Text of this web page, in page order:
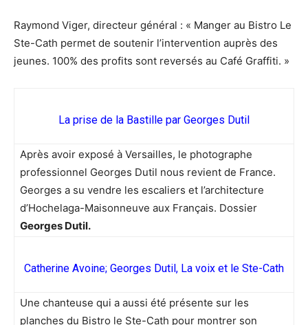
Raymond Viger, directeur général : « Manger au Bistro Le
Ste-Cath permet de soutenir l’intervention auprès des
jeunes. 100% des profits sont reversés au Café Graffiti. »
La prise de la Bastille par Georges Dutil
Après avoir exposé à Versailles, le photographe
professionnel Georges Dutil nous revient de France.
Georges a su vendre les escaliers et l’architecture
d’Hochelaga-Maisonneuve aux Français. Dossier
Georges Dutil.
Catherine Avoine; Georges Dutil, La voix et le Ste-Cath
Une chanteuse qui a aussi été présente sur les
planches du Bistro le Ste-Cath pour montrer son